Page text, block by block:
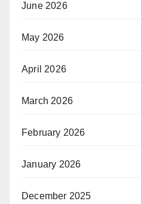
June 2026
May 2026
April 2026
March 2026
February 2026
January 2026
December 2025